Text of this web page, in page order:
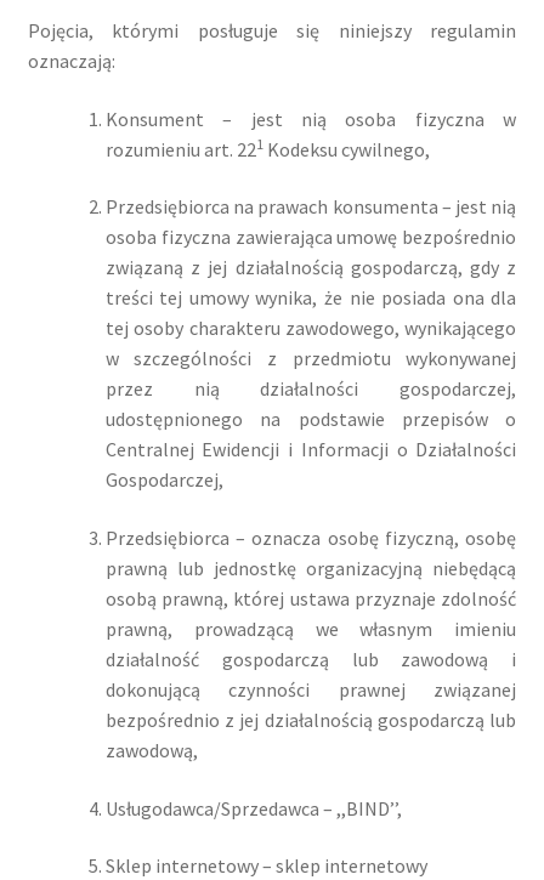
Pojęcia, którymi posługuje się niniejszy regulamin
oznaczają:
Konsument – jest nią osoba fizyczna w
rozumieniu art. 221Kodeksu cywilnego,
Przedsiębiorca na prawach konsumenta – jest nią
osoba fizyczna zawierająca umowę bezpośrednio
związaną z jej działalnością gospodarczą, gdy z
treści tej umowy wynika, że nie posiada ona dla
tej osoby charakteru zawodowego, wynikającego
w szczególności z przedmiotu wykonywanej
przez nią działalności gospodarczej,
udostępnionego na podstawie przepisów o
Centralnej Ewidencji i Informacji o Działalności
Gospodarczej,
Przedsiębiorca – oznacza osobę fizyczną, osobę
prawną lub jednostkę organizacyjną niebędącą
osobą prawną, której ustawa przyznaje zdolność
prawną, prowadzącą we własnym imieniu
działalność gospodarczą lub zawodową i
dokonującą czynności prawnej związanej
bezpośrednio z jej działalnością gospodarczą lub
zawodową,
Usługodawca/Sprzedawca – ,,BIND’’,
Sklep internetowy – sklep internetowy